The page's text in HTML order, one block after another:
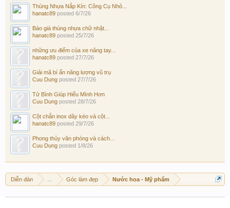
Thùng Nhựa Nắp Kín: Công Cụ Nhỏ...
hanatc89 posted 6/7/26
Báo giá thùng nhựa chữ nhật...
hanatc89 posted 25/7/26
những ưu điểm của xe nâng tay...
hanatc89 posted 27/7/26
Giải mã bí ẩn năng lượng vũ trụ
Cuu Dung posted 27/7/26
Tử Bình Giúp Hiểu Mình Hơn
Cuu Dung posted 28/7/26
Cột chắn inox dây kéo và cột...
hanatc89 posted 29/7/26
Phong thủy văn phòng và cách...
Cuu Dung posted 1/8/26
Diễn đàn Góc làm đẹp Nước hoa - Mỹ phẩm